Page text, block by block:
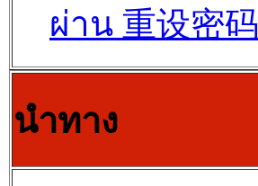
ผ่าน 重设密码
นำทาง